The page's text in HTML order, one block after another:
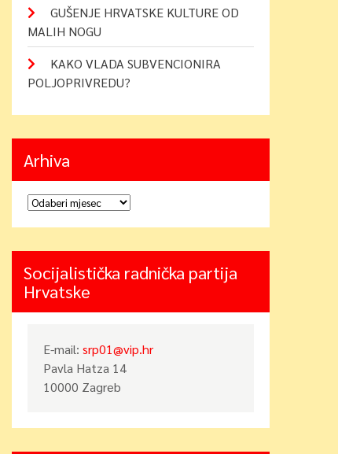
GUŠENJE HRVATSKE KULTURE OD
MALIH NOGU
KAKO VLADA SUBVENCIONIRA
POLJOPRIVREDU?
Arhiva
Arhiva
Socijalistička radnička partija
Hrvatske
E-mail:srp01@vip.hr
Pavla Hatza 14
10000 Zagreb